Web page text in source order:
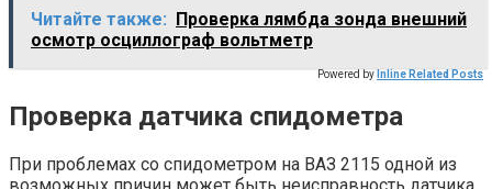
Читайте также: Проверка лямбда зонда внешний
осмотр осциллограф вольтметр
Powered by Inline Related Posts
Проверка датчика спидометра
При проблемах со спидометром на ВАЗ 2115 одной из